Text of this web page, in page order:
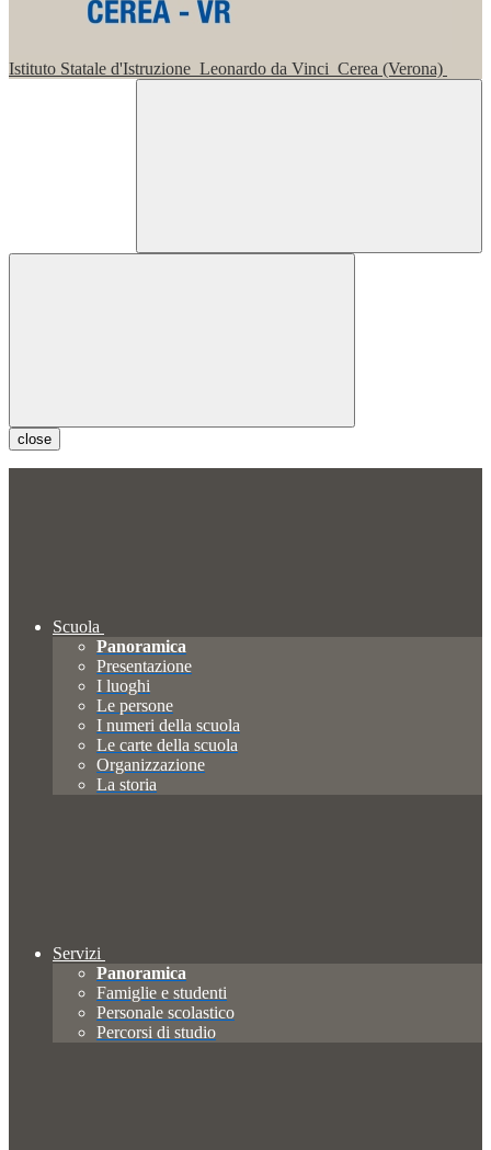
Istituto Statale d'Istruzione Leonardo da Vinci Cerea (Verona)
close
Scuola
Panoramica
Presentazione
I luoghi
Le persone
I numeri della scuola
Le carte della scuola
Organizzazione
La storia
Servizi
Panoramica
Famiglie e studenti
Personale scolastico
Percorsi di studio